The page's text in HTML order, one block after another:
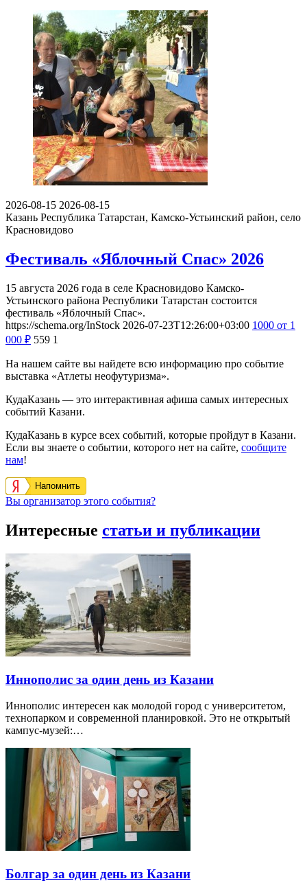
2026-08-15 2026-08-15
Казань Республика Татарстан, Камско-Устьинский район, село
Красновидово
Фестиваль «Яблочный Спас» 2026
15 августа 2026 года в селе Красновидово Камско-
Устьинского района Республики Татарстан состоится
фестиваль «Яблочный Спас».
https://schema.org/InStock 2026-07-23T12:26:00+03:00 1000 от 1
000 ₽ 559 1
На нашем сайте вы найдете всю информацию про событие
выставка «Атлеты неофутуризма».
КудаКазань — это интерактивная афиша самых интересных
событий Казани.
КудаКазань в курсе всех событий, которые пройдут в Казани.
Если вы знаете о событии, которого нет на сайте, сообщите
нам!
Напомнить
Вы организатор этого события?
Интересные статьи и публикации
Иннополис за один день из Казани
Иннополис интересен как молодой город с университетом,
технопарком и современной планировкой. Это не открытый
кампус-музей:…
Болгар за один день из Казани